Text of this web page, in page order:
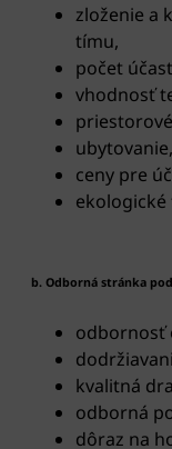
zloženie a
tímu,
počet
vhodnosť
ceny pre
ekologické
b. Odborná stránka
odbornosť
kvalitná
odborná
dôraz na